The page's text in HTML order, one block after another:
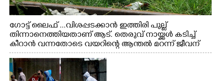
ഗോട്ട് ലൈഫ് ...വിശപ്പടക്കാൻ ഇത്തിരി പുല്ല്
തിന്നാനെത്തിയതാണ് ആട്. തെരുവ് നായ്ക്കൾ കടിച്ച്
കീറാൻ വന്നതോടെ വയറിന്റെ ആന്തൽ മറന്ന് ജീവന്
വേണ്ടിയായി ഓട്ടം. എറണാകുളം വാത്തുരുത്തിയിൽ
നിന്നുള്ള കാഴ്ച